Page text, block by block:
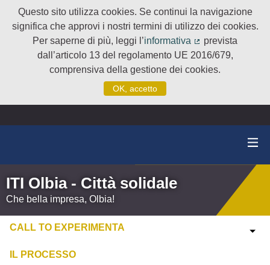
Questo sito utilizza cookies. Se continui la navigazione
significa che approvi i nostri termini di utilizzo dei cookies.
Per saperne di più, leggi l’informativa
(Collegamento
prevista
dall’articolo 13 del regolamento UE 2016/679,
comprensiva della gestione dei cookies.
OK, accetto
ITI Olbia - Città solidale
Che bella impresa, Olbia!
CALL TO EXPERIMENTA
IL PROCESSO